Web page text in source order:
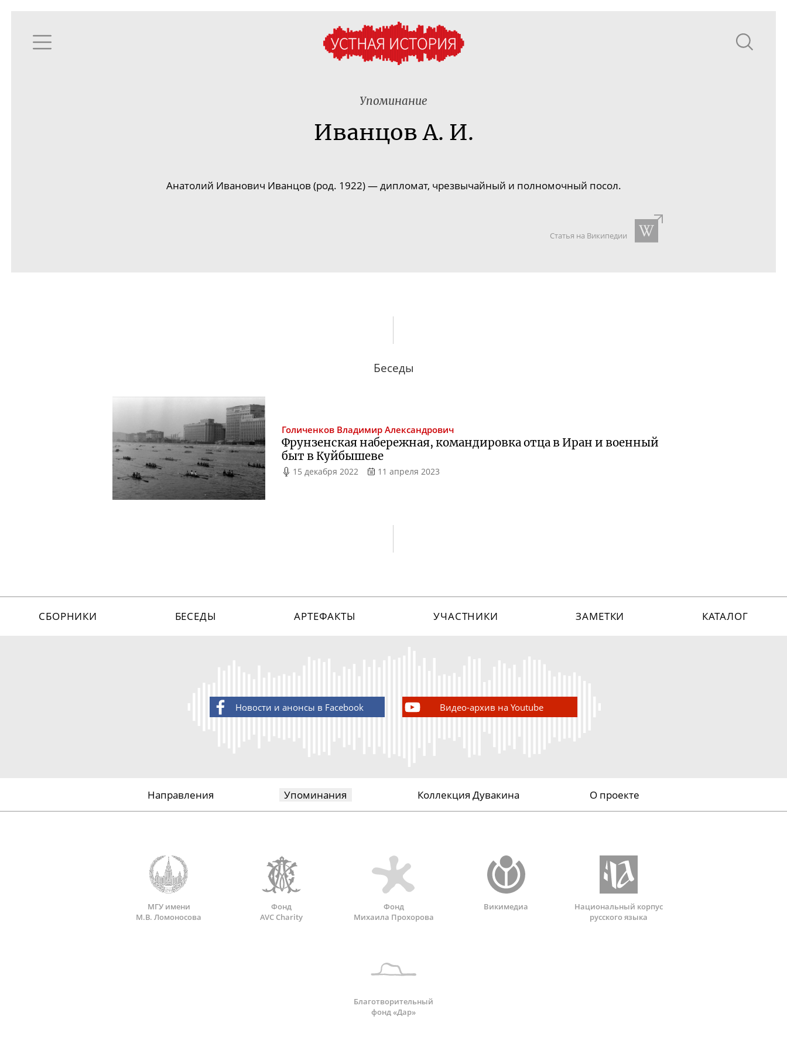
Упоминание
Иванцов А. И.
Анатолий Иванович Иванцов (род. 1922) — дипломат, чрезвычайный и полномочный посол.
Статья на Википедии
Беседы
Голиченков Владимир Александрович
Фрунзенская набережная, командировка отца в Иран и военный
быт в Куйбышеве
15 декабря 2022 11 апреля 2023
СБОРНИКИ БЕСЕДЫ АРТЕФАКТЫ УЧАСТНИКИ ЗАМЕТКИ КАТАЛОГ
Новости и анонсы в Facebook Видео-архив на Youtube
Направления Упоминания Коллекция Дувакина О проекте
МГУ имени
М.В. Ломоносова
Фонд
AVC Charity
Фонд
Михаила Прохорова
Викимедиа
Национальный корпус
русского языка
Благотворительный
фонд «Дар»